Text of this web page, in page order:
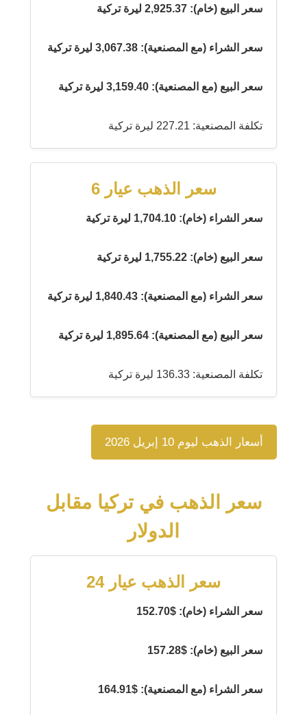
سعر البيع (خام): 2,925.37 ليرة تركية
سعر الشراء (مع المصنعية): 3,067.38 ليرة تركية
سعر البيع (مع المصنعية): 3,159.40 ليرة تركية
تكلفة المصنعية: 227.21 ليرة تركية
سعر الذهب عيار 6
سعر الشراء (خام): 1,704.10 ليرة تركية
سعر البيع (خام): 1,755.22 ليرة تركية
سعر الشراء (مع المصنعية): 1,840.43 ليرة تركية
سعر البيع (مع المصنعية): 1,895.64 ليرة تركية
تكلفة المصنعية: 136.33 ليرة تركية
أسعار الذهب ليوم 10 إبريل 2026
سعر الذهب في تركيا مقابل
الدولار
سعر الذهب عيار 24
سعر الشراء (خام): $152.70
سعر البيع (خام): $157.28
سعر الشراء (مع المصنعية): $164.91